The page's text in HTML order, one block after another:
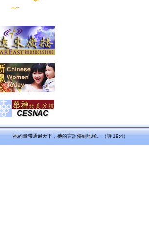
祂的量帶通遍天下，祂的言語傳到地極。（詩 19:4）